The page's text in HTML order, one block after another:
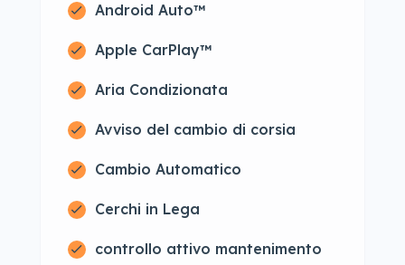
Android Auto™
Apple CarPlay™
Aria Condizionata
Avviso del cambio di corsia
Cambio Automatico
Cerchi in Lega
controllo attivo mantenimento